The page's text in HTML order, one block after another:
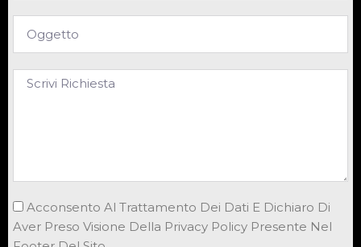
Acconsento Al Trattamento Dei Dati E Dichiaro Di
Aver Preso Visione Della Privacy Policy Presente Nel